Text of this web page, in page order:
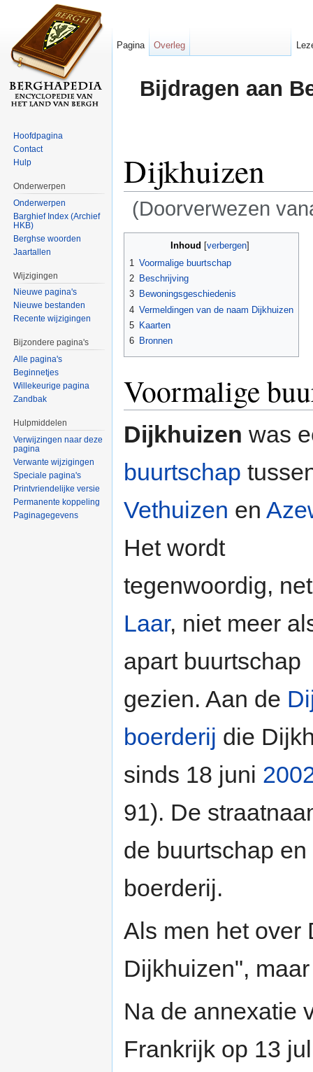
Bijdragen aan
Dijkhuizen
(Doorverwezen
Inhoud [verbergen]
1 Voormalige buurtschap
2 Beschrijving
3 Bewoningsgeschiedenis
4 Vermeldingen van de naam Dijkhuizen
5 Kaarten
6 Bronnen
Voormalige
Dijkhuizen was
buurtschap
Vethuizen en
Het wordt
tegenwoordig,
Laar, niet meer
apart buurtschap
gezien. Aan de
boerderij die
sinds 18 juni
91). De
de buurtschap
boerderij.
Als men het over
Dijkhuizen",
Na de annexatie
Frankrijk op 13
Pagina Overleg
Hoofdpagina
Contact
Hulp
Onderwerpen
Onderwerpen
Barghief Index (Archief
HKB)
Berghse woorden
Jaartallen
Wijzigingen
Nieuwe pagina's
Nieuwe bestanden
Recente wijzigingen
Bijzondere pagina's
Alle pagina's
Beginnetjes
Willekeurige pagina
Zandbak
Hulpmiddelen
Verwijzingen naar deze
pagina
Verwante wijzigingen
Speciale pagina's
Printvriendelijke versie
Permanente koppeling
Paginagegevens